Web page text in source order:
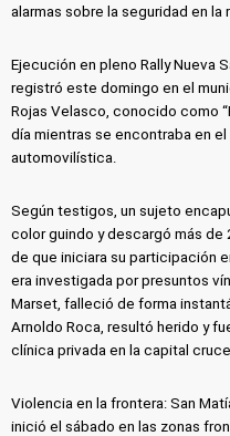
alarmas sobre la seguridad en la
Ejecución en pleno Rally Nueva
registró este domingo en el
Rojas Velasco, conocido como
día mientras se encontraba en
automovilística.
Según testigos, un sujeto
color guindo y descargó más de
de que iniciara su participación
era investigada por presuntos
Marset, falleció de forma
Arnoldo Roca, resultó herido y
clínica privada en la capital
Violencia en la frontera: San
inició el sábado en las zonas